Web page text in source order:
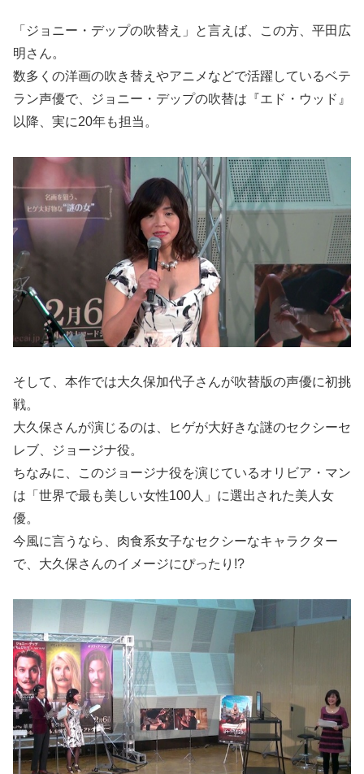
「ジョニー・デップの吹替え」と言えば、この方、平田広
明さん。
数多くの洋画の吹き替えやアニメなどで活躍しているベテ
ラン声優で、ジョニー・デップの吹替は『エド・ウッド』
以降、実に20年も担当。
そして、本作では大久保加代子さんが吹替版の声優に初挑
戦。
大久保さんが演じるのは、ヒゲが大好きな謎のセクシーセ
レブ、ジョージナ役。
ちなみに、このジョージナ役を演じているオリビア・マン
は「世界で最も美しい女性100人」に選出された美人女
優。
今風に言うなら、肉食系女子なセクシーなキャラクター
で、大久保さんのイメージにぴったり!?